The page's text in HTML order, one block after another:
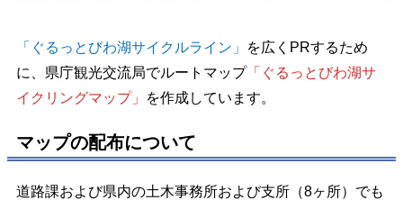
「ぐるっとびわ湖サイクルライン」
を広くPRするため
に、県庁観光交流局でルートマップ「ぐるっとびわ湖サ
イクリングマップ」
を作成しています。
マップの配布について
道路課および県内の土木事務所および支所（8ヶ所）でも